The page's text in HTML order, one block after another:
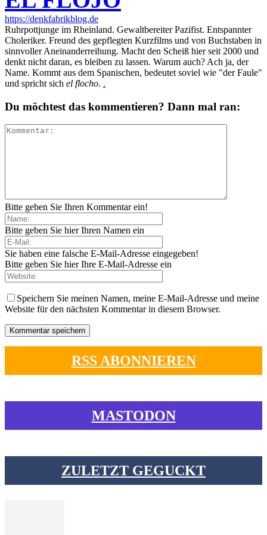
https://denkfabrikblog.de
Ruhrpottjunge im Rheinland. Gewaltbereiter Pazifist. Entspannter
Choleriker. Freund des gepflegten Kurzfilms und von Buchstaben in
sinnvoller Aneinanderreihung. Macht den Scheiß hier seit 2000 und
denkt nicht daran, es bleiben zu lassen. Warum auch? Ach ja, der
Name. Kommt aus dem Spanischen, bedeutet soviel wie "der Faule"
und spricht sich el flocho. .
Du möchtest das kommentieren? Dann mal ran:
Bitte geben Sie Ihren Kommentar ein!
Bitte geben Sie hier Ihren Namen ein
Sie haben eine falsche E-Mail-Adresse eingegeben!
Bitte geben Sie hier Ihre E-Mail-Adresse ein
Speichern Sie meinen Namen, meine E-Mail-Adresse und meine
Website für den nächsten Kommentar in diesem Browser.
RSS ABONNIEREN
MASTODON
ZULETZT GEGUCKT